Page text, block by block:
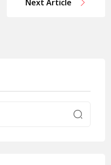
Next Article